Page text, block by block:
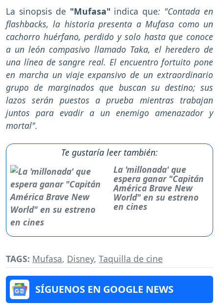
La sinopsis de "Mufasa" indica que: "Contada en
flashbacks, la historia presenta a Mufasa como un
cachorro huérfano, perdido y solo hasta que conoce
a un león compasivo llamado Taka, el heredero de
una línea de sangre real. El encuentro fortuito pone
en marcha un viaje expansivo de un extraordinario
grupo de marginados que buscan su destino; sus
lazos serán puestos a prueba mientras trabajan
juntos para evadir a un enemigo amenazador y
mortal".
Te gustaría leer también:
La 'millonada' que
espera ganar "Capitán
América Brave New
World" en su estreno
en cines
TAGS: Mufasa, Disney, Taquilla de cine
SÍGUENOS EN GOOGLE NEWS